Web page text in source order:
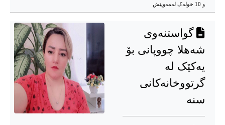
و 10 خوله‌ک له‌مه‌وپێش‌
گواستنەوی
شەهلا چووپانی بۆ
یەکێک لە
گرتووخانەکانی
سنە